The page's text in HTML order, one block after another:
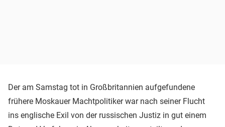
Der am Samstag tot in Großbritannien aufgefundene
frühere Moskauer Machtpolitiker war nach seiner Flucht
ins englische Exil von der russischen Justiz in gut einem